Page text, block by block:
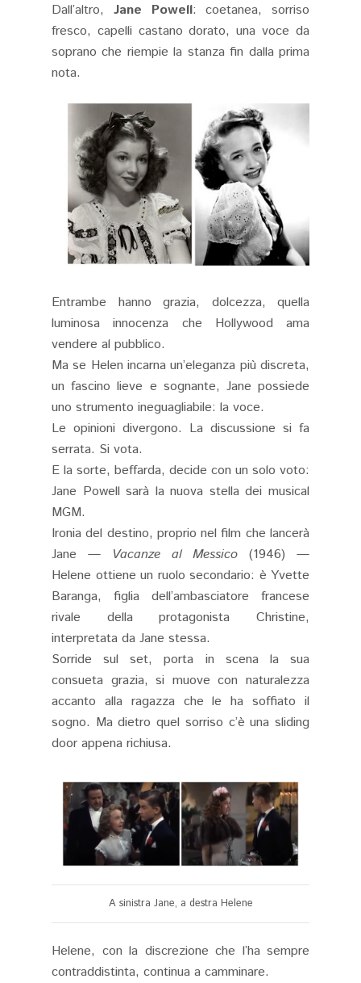
Dall’altro, Jane Powell: coetanea, sorriso
fresco, capelli castano dorato, una voce da
soprano che riempie la stanza fin dalla prima
nota.
Entrambe hanno grazia, dolcezza, quella
luminosa innocenza che Hollywood ama
vendere al pubblico.
Ma se Helen incarna un’eleganza più discreta,
un fascino lieve e sognante, Jane possiede
uno strumento ineguagliabile: la voce.
Le opinioni divergono. La discussione si fa
serrata. Si vota.
E la sorte, beffarda, decide con un solo voto:
Jane Powell sarà la nuova stella dei musical
MGM.
Ironia del destino, proprio nel film che lancerà
Jane —
Vacanze al Messico (1946) —
Helene ottiene un ruolo secondario: è Yvette
Baranga, figlia dell’ambasciatore francese
rivale della protagonista Christine,
interpretata da Jane stessa.
Sorride sul set, porta in scena la sua
consueta grazia, si muove con naturalezza
accanto alla ragazza che le ha soffiato il
sogno. Ma dietro quel sorriso c’è una sliding
door appena richiusa.
A sinistra Jane, a destra Helene
Helene, con la discrezione che l’ha sempre
contraddistinta, continua a camminare.